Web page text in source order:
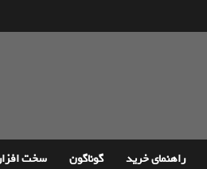
راهنمای خرید گوناگون سخت